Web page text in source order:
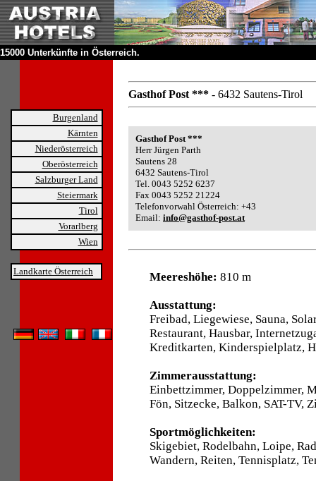
15000 Unterkünfte in Österreich.
Burgenland
Kärnten
Niederösterreich
Oberösterreich
Salzburger Land
Steiermark
Tirol
Vorarlberg
Wien
Landkarte Österreich
Gasthof Post *** - 6432 Sautens-Tirol
Gasthof Post ***
Herr Jürgen Parth
Sautens 28
6432 Sautens-Tirol
Tel. 0043 5252 6237
Fax 0043 5252 21224
Telefonvorwahl Österreich: +43
Email: info@gasthof-post.at
Meereshöhe: 810 m
Ausstattung:
Freibad, Liegewiese, Sauna,
Restaurant, Hausbar,
Kreditkarten, Kinderspielplatz,
Zimmerausstattung:
Einbettzimmer, Doppelzimmer,
Fön, Sitzecke, Balkon, SAT-TV,
Sportmöglichkeiten:
Skigebiet, Rodelbahn, Loipe,
Wandern, Reiten, Tennisplatz,